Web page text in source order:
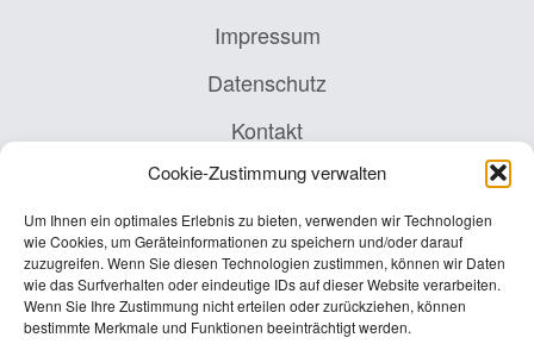
Cookie-Zustimmung verwalten
Um Ihnen ein optimales Erlebnis zu bieten, verwenden wir Technologien
wie Cookies, um Geräteinformationen zu speichern und/oder darauf
zuzugreifen. Wenn Sie diesen Technologien zustimmen, können wir Daten
wie das Surfverhalten oder eindeutige IDs auf dieser Website verarbeiten.
Wenn Sie Ihre Zustimmung nicht erteilen oder zurückziehen, können
bestimmte Merkmale und Funktionen beeinträchtigt werden.
Impressum
Datenschutz
Kontakt
AGB
Cookie-Richtlinie (EU)
INTES is a family member of PwC Germany.